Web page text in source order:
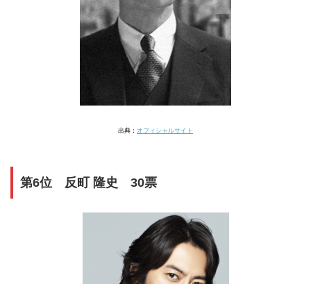
出典： オフィシャルサイト
第6位 反町 隆史 30票